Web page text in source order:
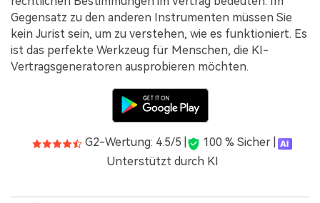
Gegensatz zu den anderen Instrumenten müssen Sie
kein Jurist sein, um zu verstehen, wie es funktioniert. Es
ist das perfekte Werkzeug für Menschen, die KI-
Vertragsgeneratoren ausprobieren möchten.
G2-Wertung: 4.5/5 |
100 % Sicher |
Unterstützt durch KI